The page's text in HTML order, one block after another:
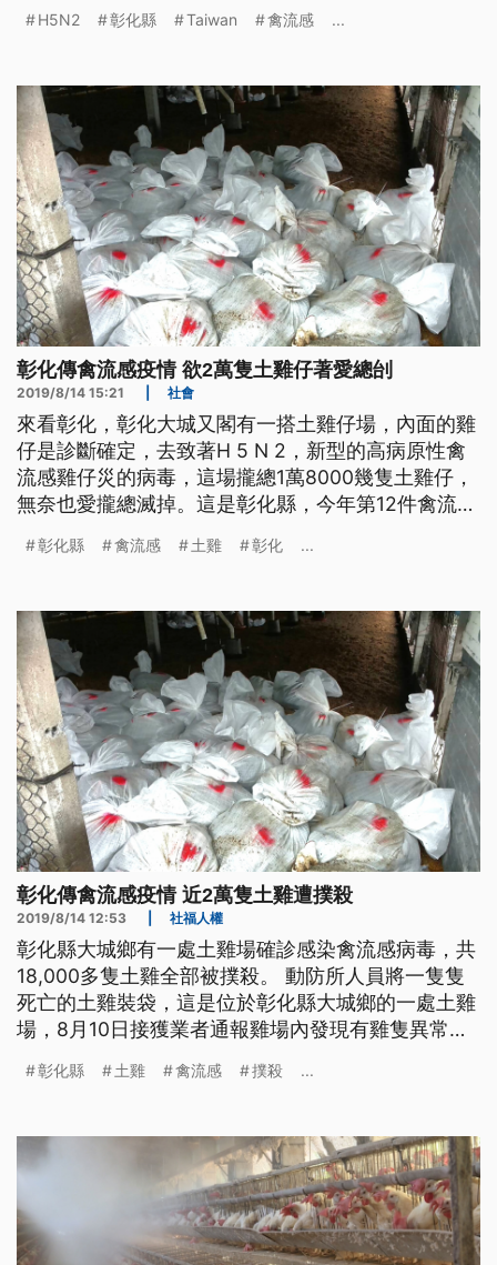
H5N2 彰化縣 Taiwan 禽流感 ...
彰化傳禽流感疫情 欲2萬隻土雞仔著愛總刣
2019/8/14 15:21 社會
來看彰化，彰化大城又閣有一搭土雞仔場，內面的雞
仔是診斷確定，去致著H 5 N 2，新型的高病原性禽
流感雞仔災的病毒，這場攏總1萬8000幾隻土雞仔，
無奈也愛攏總滅掉。這是彰化縣，今年第12件禽流感
動防所人員將一隻隻死亡的土雞裝袋，這是位於彰化
雞場內發現有雞隻異常死亡，動防所人員採樣後送
驗，13號確定感染
彰化縣 禽流感 土雞 彰化 ...
彰化傳禽流感疫情 近2萬隻土雞遭撲殺
2019/8/14 12:53 社福人權
彰化縣大城鄉有一處土雞場確診感染禽流感病毒，共
18,000多隻土雞全部被撲殺。 動防所人員將一隻隻
死亡的土雞裝袋，這是位於彰化縣大城鄉的一處土雞
場，8月10日接獲業者通報雞場內發現有雞隻異常死
型高病原性禽流感病毒。 彰化縣動防所所長董孟治
驗，昨天確認之後就進行撲殺，總共撲殺18,030隻黑
羽土雞。」 彰
彰化縣 土雞 禽流感 撲殺 ...